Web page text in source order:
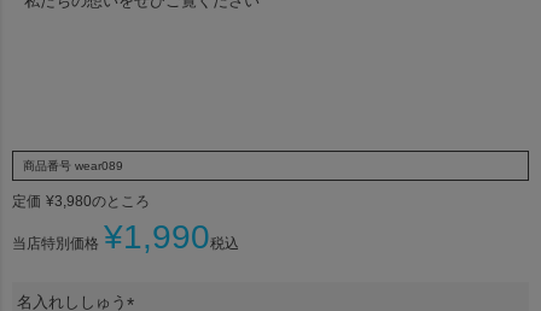
商品番号 wear089
定価 ¥3,980のところ
当店特別価格 ¥1,990税込
名入れししゅう